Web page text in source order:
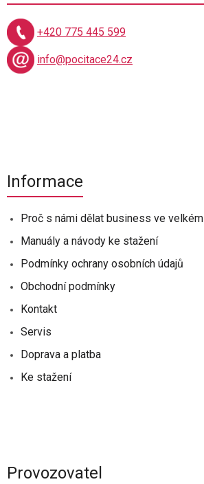
+420 775 445 599
info@pocitace24.cz
Informace
Proč s námi dělat business ve velkém
Manuály a návody ke stažení
Podmínky ochrany osobních údajů
Obchodní podmínky
Kontakt
Servis
Doprava a platba
Ke stažení
Provozovatel